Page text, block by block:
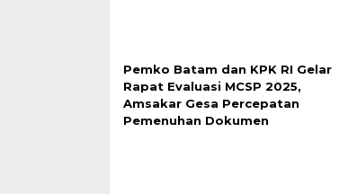
Pemko Batam dan KPK RI Gelar
Rapat Evaluasi MCSP 2025,
Amsakar Gesa Percepatan
Pemenuhan Dokumen